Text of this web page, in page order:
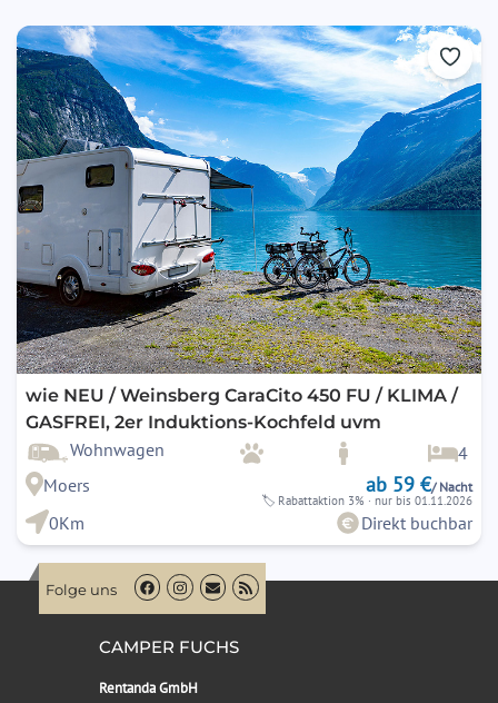
wie NEU / Weinsberg CaraCito 450 FU / KLIMA /
GASFREI, 2er Induktions-Kochfeld uvm
Wohnwagen
4
Moers
ab 59 €/ Nacht
🏷 Rabattaktion 3% · nur bis 01.11.2026
0Km Direkt buchbar
Folge uns
CAMPER FUCHS
Rentanda GmbH